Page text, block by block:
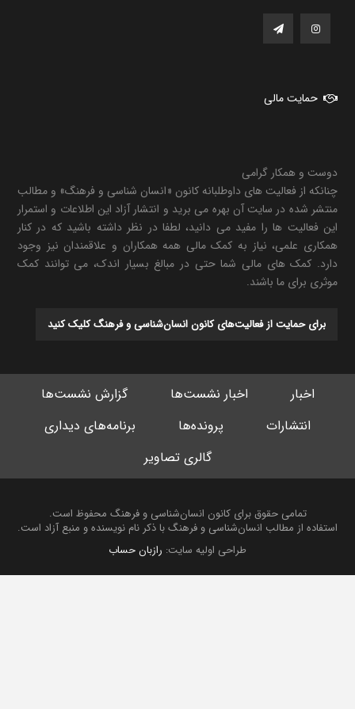
حمایت مالی
دوست و همکار گرامی
چنانکه از فعالیت های داوطلبانه کانون «انسان شناسی و فرهنگ» و مطالب
منتشر شده در سایت آن بهره می برید و انتشار آزاد این اطلاعات و استمرار
این فعالیت ها را مفید می دانید، لطفا در نظر داشته باشید که در کنار
همکاری علمی، نیاز به کمک مالی همه همکاران و علاقمندان نیز وجود
دارد. کمک های مالی شما حتی در مبالغ بسیار اندک، می توانند کمک
موثری برای ما باشند.
برای حمایت از فعالیت‌های کانون انسان‌شناسی و فرهنگ کلیک کنید
اخبار اخبار نشست‌ها
گزارش نشست‌ها
انتشارات
پرونده‌ها
برنامه‌های دیداری
گالری تصاویر
تمامی حقوق برای کانون انسان‌شناسی و فرهنگ محفوظ است.
استفاده از مطالب انسان‌شناسی و فرهنگ با ذکر نام نویسنده و منبع آزاد است.
طراحی اولیه سایت:رازبان حساب